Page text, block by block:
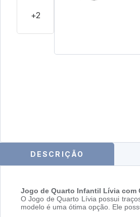
+2
DESCRIÇÃO
Jogo de Quarto Infantil Lívia com
O Jogo de Quarto Lívia possui
modelo é uma ótima opção. Ele